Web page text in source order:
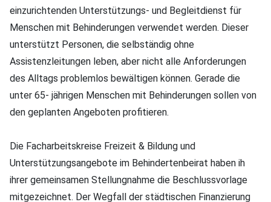
einzurichtenden Unterstützungs- und Begleitdienst für
Menschen mit Behinderungen verwendet werden. Dieser
unterstützt Personen, die selbständig ohne
Assistenzleitungen leben, aber nicht alle Anforderungen
des Alltags problemlos bewältigen können. Gerade die
unter 65- jährigen Menschen mit Behinderungen sollen von
den geplanten Angeboten profitieren.
Die Facharbeitskreise Freizeit & Bildung und
Unterstützungsangebote im Behindertenbeirat haben ih
ihrer gemeinsamen Stellungnahme die Beschlussvorlage
mitgezeichnet. Der Wegfall der städtischen Finanzierung